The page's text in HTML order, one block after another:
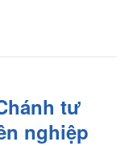
tư
nghiệp